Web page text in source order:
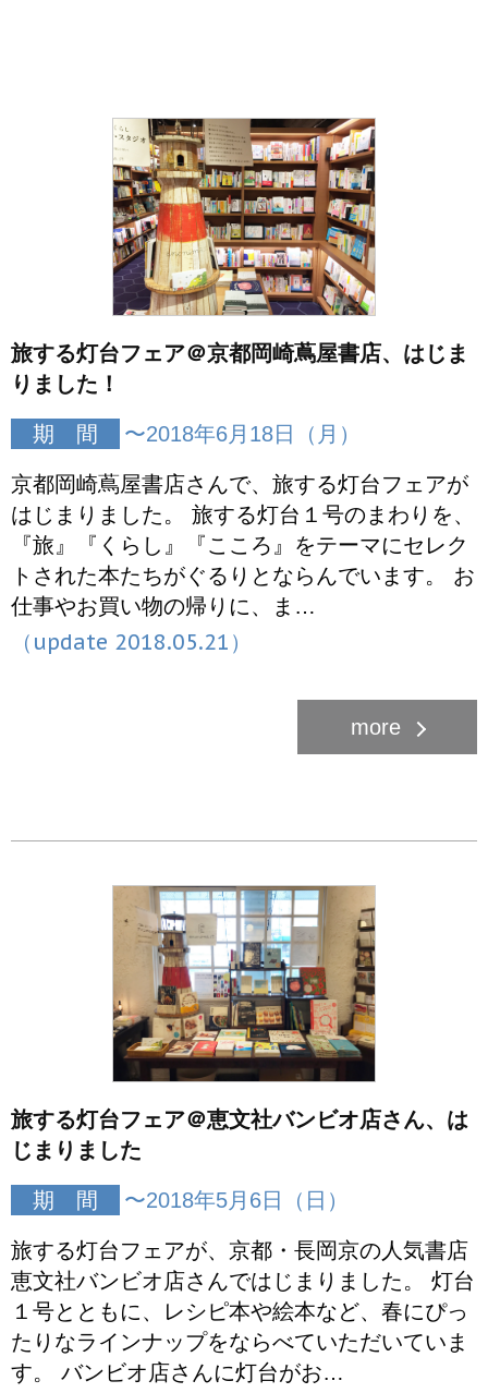
旅する灯台フェア＠京都岡崎蔦屋書店、はじま
りました！
期 間 〜2018年6月18日（月）
京都岡崎蔦屋書店さんで、旅する灯台フェアが
はじまりました。 旅する灯台１号のまわりを、
『旅』『くらし』『こころ』をテーマにセレク
トされた本たちがぐるりとならんでいます。 お
仕事やお買い物の帰りに、ま…
（update 2018.05.21）
旅する灯台フェア＠恵文社バンビオ店さん、は
じまりました
期 間 〜2018年5月6日（日）
旅する灯台フェアが、京都・長岡京の人気書店
恵文社バンビオ店さんではじまりました。 灯台
１号とともに、レシピ本や絵本など、春にぴっ
たりなラインナップをならべていただいていま
す。 バンビオ店さんに灯台がお…